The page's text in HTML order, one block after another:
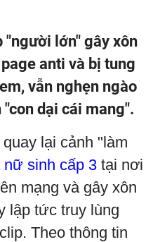
"người lớn" gây xôn
anti và bị tung
vẫn nghẹn ngào
dại cái mang".
lại cảnh "làm
nữ sinh cấp 3 tại nơi
mạng và gây xôn
lập tức truy lùng
Theo thông tin